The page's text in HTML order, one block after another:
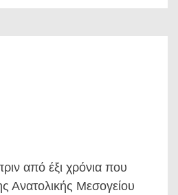
από έξι χρόνια που
Ανατολικής Μεσογείου